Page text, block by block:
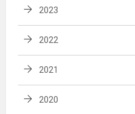
2023
2022
2021
2020